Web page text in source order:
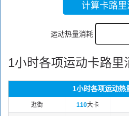
计算卡路里
运动热量消耗
1小时各项运动卡路里
1小时各项运动热
逛街 110大卡